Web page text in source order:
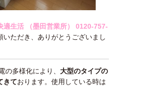
適生活 （墨田営業所）
0120-757-
いただき、ありがとうございまし
の多様化により、 大型のタイプの
きております。使用している時は